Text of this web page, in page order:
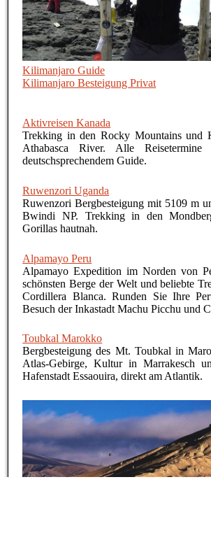
Kilimanjaro Guide
Kilimanjaro Besteigung Privat
Aktivreisen Kanada
Trekking in den Rocky Mountains und
Athabasca River. Alle
deutschsprechendem Guide.
Ruwenzori Uganda
Ruwenzori Bergbesteigung mit 5109 m
Bwindi NP. Trekking in den
Gorillas hautnah.
Alpamayo Peru
Alpamayo Expedition im Norden von
schönsten Berge der Welt und beliebte
Cordillera Blanca. Runden Sie Ihre
Besuch der Inkastadt Machu Picchu und
Toubkal Marokko
Bergbesteigung des Mt. Toubkal in
Atlas-Gebirge, Kultur in Marrakesch
Hafenstadt Essaouira, direkt am Atlantik.